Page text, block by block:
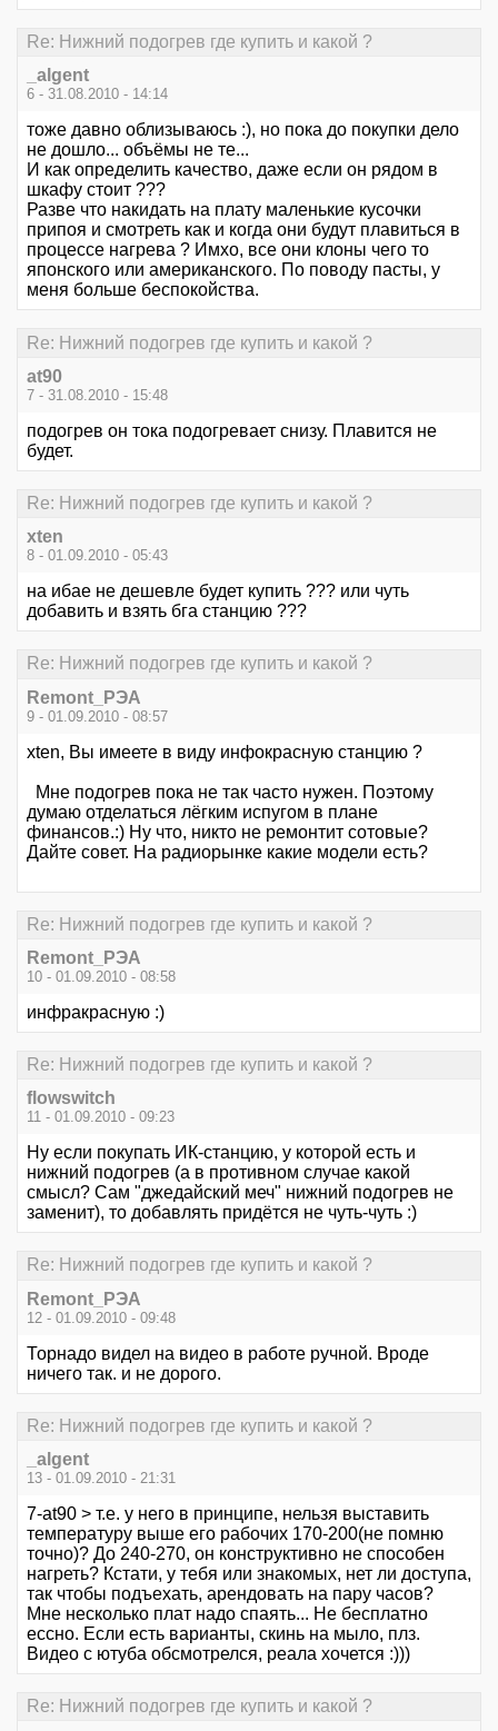
Re: Нижний подогрев где купить и какой ?
_algent
6 - 31.08.2010 - 14:14
тоже давно облизываюсь :), но пока до покупки дело
не дошло... объёмы не те...
И как определить качество, даже если он рядом в
шкафу стоит ???
Разве что накидать на плату маленькие кусочки
припоя и смотреть как и когда они будут плавиться в
процессе нагрева ? Имхо, все они клоны чего то
японского или американского. По поводу пасты, у
меня больше беспокойства.
Re: Нижний подогрев где купить и какой ?
at90
7 - 31.08.2010 - 15:48
подогрев он тока подогревает снизу. Плавится не
будет.
Re: Нижний подогрев где купить и какой ?
xten
8 - 01.09.2010 - 05:43
на ибае не дешевле будет купить ??? или чуть
добавить и взять бга станцию ???
Re: Нижний подогрев где купить и какой ?
Remont_РЭА
9 - 01.09.2010 - 08:57
xten, Вы имеете в виду инфокрасную станцию ?
Мне подогрев пока не так часто нужен. Поэтому
думаю отделаться лёгким испугом в плане
финансов.:) Ну что, никто не ремонтит сотовые?
Дайте совет. На радиорынке какие модели есть?
Re: Нижний подогрев где купить и какой ?
Remont_РЭА
10 - 01.09.2010 - 08:58
инфракрасную :)
Re: Нижний подогрев где купить и какой ?
flowswitch
11 - 01.09.2010 - 09:23
Ну если покупать ИК-станцию, у которой есть и
нижний подогрев (а в противном случае какой
смысл? Сам "джедайский меч" нижний подогрев не
заменит), то добавлять придётся не чуть-чуть :)
Re: Нижний подогрев где купить и какой ?
Remont_РЭА
12 - 01.09.2010 - 09:48
Торнадо видел на видео в работе ручной. Вроде
ничего так. и не дорого.
Re: Нижний подогрев где купить и какой ?
_algent
13 - 01.09.2010 - 21:31
7-at90 > т.е. у него в принципе, нельзя выставить
температуру выше его рабочих 170-200(не помню
точно)? До 240-270, он конструктивно не способен
нагреть? Кстати, у тебя или знакомых, нет ли доступа,
так чтобы подъехать, арендовать на пару часов?
Мне несколько плат надо спаять... Не бесплатно
ессно. Если есть варианты, скинь на мыло, плз.
Видео с ютуба обсмотрелся, реала хочется :)))
Re: Нижний подогрев где купить и какой ?